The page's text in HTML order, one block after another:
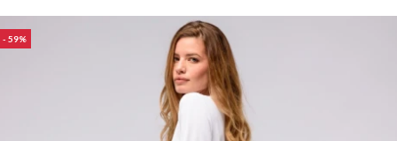
59
Uniformes empresariales